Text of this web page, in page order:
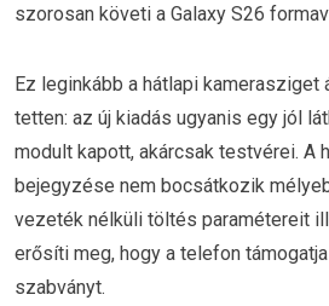
szorosan követi a Galaxy S26
Ez leginkább a hátlapi kamerasziget
tetten: az új kiadás ugyanis egy jól
modult kapott, akárcsak testvérei. A
bejegyzése nem bocsátkozik
vezeték nélküli töltés paramétereit
erősíti meg, hogy a telefon támogatja
szabványt.